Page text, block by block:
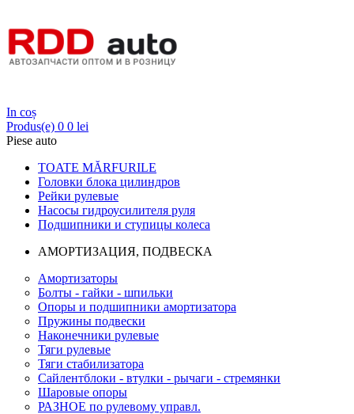
In coș
Produs(e) 0 0 lei
Piese auto
TOATE MĂRFURILE
Головки блока цилиндров
Рейки рулевые
Насосы гидроусилителя руля
Подшипники и ступицы колеса
АМОРТИЗАЦИЯ, ПОДВЕСКА
Амортизаторы
Болты - гайки - шпильки
Опоры и подшипники амортизатора
Пружины подвески
Наконечники рулевые
Тяги рулевые
Тяги стабилизатора
Сайлентблоки - втулки - рычаги - стремянки
Шаровые опоры
РАЗНОЕ по рулевому управл.